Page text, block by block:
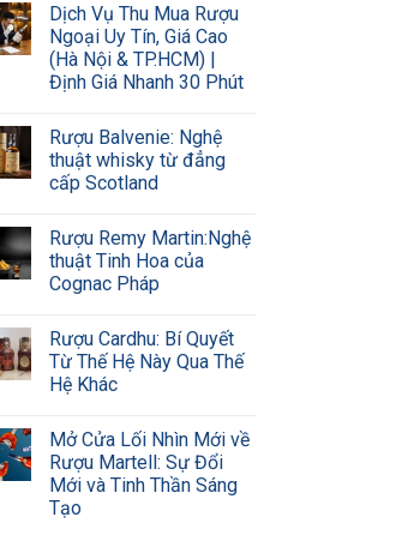
Dịch Vụ Thu Mua Rượu
Ngoại Uy Tín, Giá Cao
(Hà Nội & TP.HCM) |
Định Giá Nhanh 30 Phút
Rượu Balvenie: Nghệ
thuật whisky từ đẳng
cấp Scotland
Rượu Remy Martin:Nghệ
thuật Tinh Hoa của
Cognac Pháp
Rượu Cardhu: Bí Quyết
Từ Thế Hệ Này Qua Thế
Hệ Khác
Mở Cửa Lối Nhìn Mới về
Rượu Martell: Sự Đổi
Mới và Tinh Thần Sáng
Tạo